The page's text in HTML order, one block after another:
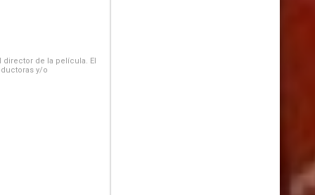
de la película. El
y/o